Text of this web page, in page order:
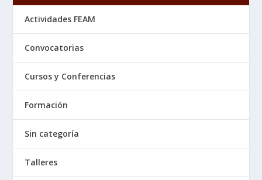
Actividades FEAM
Convocatorias
Cursos y Conferencias
Formación
Sin categoría
Talleres